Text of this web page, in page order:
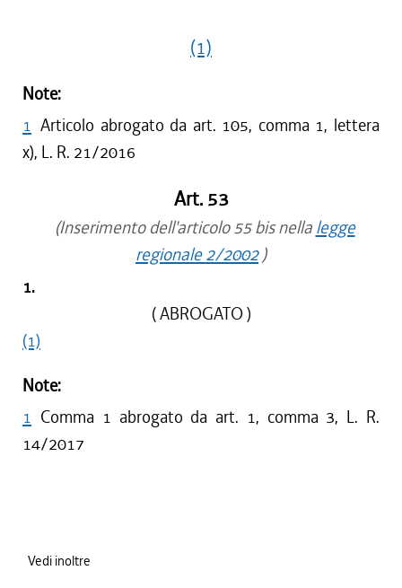
(1)
Note:
1 Articolo abrogato da art. 105, comma 1, lettera
x), L. R. 21/2016
Art. 53
(Inserimento dell'articolo 55 bis nella legge
regionale 2/2002)
1.
( ABROGATO )
(1)
Note:
1 Comma 1 abrogato da art. 1, comma 3, L. R.
14/2017
Vedi inoltre